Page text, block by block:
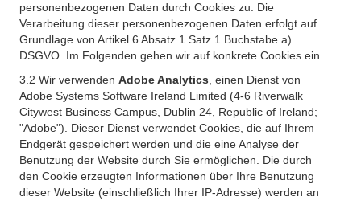
personenbezogenen Daten durch Cookies zu. Die
Verarbeitung dieser personenbezogenen Daten erfolgt auf
Grundlage von Artikel 6 Absatz 1 Satz 1 Buchstabe a)
DSGVO. Im Folgenden gehen wir auf konkrete Cookies ein.
3.2 Wir verwenden Adobe Analytics , einen Dienst von
Adobe Systems Software Ireland Limited (4-6 Riverwalk
Citywest Business Campus, Dublin 24, Republic of Ireland;
"Adobe"). Dieser Dienst verwendet Cookies, die auf Ihrem
Endgerät gespeichert werden und die eine Analyse der
Benutzung der Website durch Sie ermöglichen. Die durch
den Cookie erzeugten Informationen über Ihre Benutzung
dieser Website (einschließlich Ihrer IP-Adresse) werden an